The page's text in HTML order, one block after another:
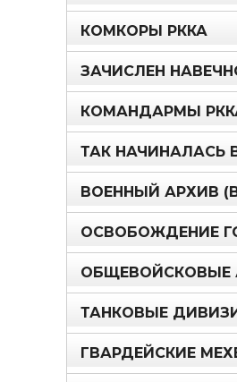
КОМКОРЫ РККА
ЗАЧИСЛЕН
КОМАНДАРМЫ
ТАК НАЧИНАЛАСЬ
ВОЕННЫЙ АРХИВ
ОСВОБОЖДЕНИЕ
ОБЩЕВОЙСКОВЫЕ
ТАНКОВЫЕ
ГВАРДЕЙСКИЕ